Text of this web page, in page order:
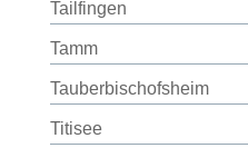
Tailfingen
Tamm
Tauberbischofsheim
Titisee